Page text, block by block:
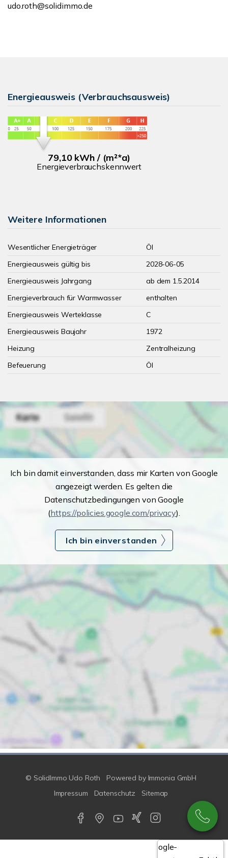
udo.roth@solidimmo.de
Energieausweis (Verbrauchsausweis)
79,10 kWh / (m²*a)
Energieverbrauchskennwert
Weitere Informationen
Wesentlicher Energieträger
Öl
Energieausweis gültig bis
2028-06-05
Energieausweis Jahrgang
ab dem 1.5.2014
Energieverbrauch für Warmwasser
enthalten
Energieausweis Werteklasse
C
Energieausweis Baujahr
1972
Heizung
Zentralheizung
Befeuerung
Öl
Ich bin damit einverstanden, dass mir Karten von Google
angezeigt werden. Es gelten die
Datenschutzbedingungen von Google
(https://policies.google.com/privacy).
Ich bin einverstanden
© SolidImmo Udo Roth Powered by Immonia GmbH
Impressum
Datenschutz Sitemap
Google-